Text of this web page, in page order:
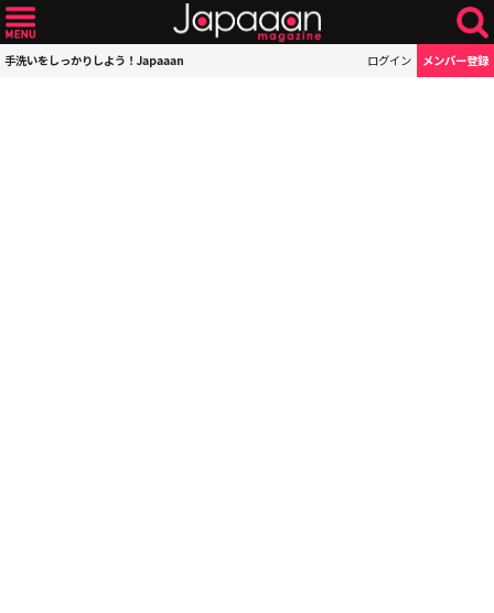
手洗いをしっかりしよう！Japaaan ログイン メンバー登録